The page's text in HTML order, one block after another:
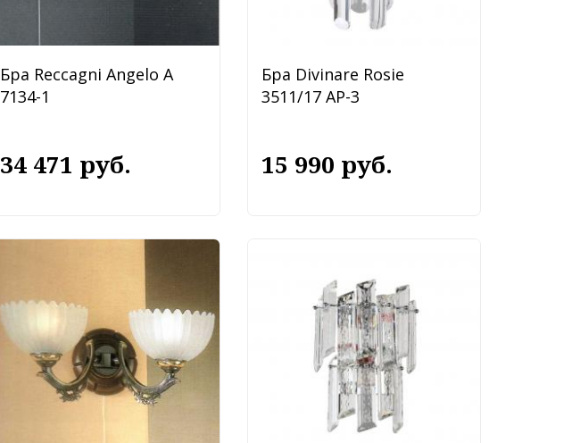
Бра Reccagni Angelo A
7134-1
34 471 руб.
Бра Divinare Rosie
3511/17 AP-3
15 990 руб.